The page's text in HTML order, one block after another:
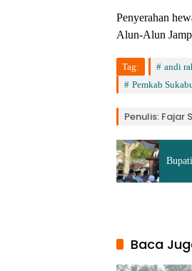
Penyerahan
Alun-Alun
Tag: andi
Pemkab
Penulis: Fajar
Baca